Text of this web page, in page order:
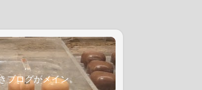
ログがメイン。